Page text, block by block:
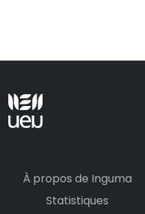
À propos de Inguma
Statistiques